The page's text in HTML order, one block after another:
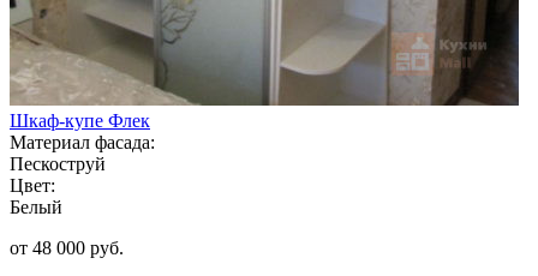
Шкаф-купе Флек
Материал фасада:
Пескоструй
Цвет:
Белый
от 48 000 руб.